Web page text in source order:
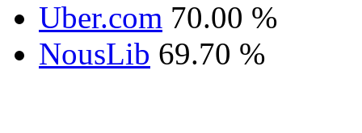
Uber.com 70.00 %
NousLib 69.70 %